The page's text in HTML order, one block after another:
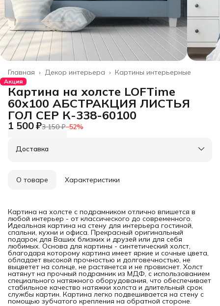
Картины интерьерные
Декор интерьера ›
Главная ›
Акция
Картина на холсте LOFTime
60х100 АБСТРАКЦИЯ ЛИСТЬЯ
ГОЛ СЕР К-338-60100
1 500 ₽3 150 ₽−52%
Доставка
О товаре Характеристики
Картина на холсте с подрамником отлично впишется в
любой интерьер - от классического до современного.
Идеальная картина на стену для интерьера гостиной,
спальни, кухни и офиса. Прекрасный оригинальный
подарок для Ваших близких и друзей или для себя
любимых. Основа для картины - синтетический холст,
благодаря которому картина имеет яркие и сочные цвета,
обладает высокой прочностью и долговечностью, не
выцветет на солнце, не растянется и не провиснет. Холст
натянут на прочный подрамник из МДФ, с использованием
специального натяжного оборудования, что обеспечивает
стабильное качество натяжки холста и длительный срок
службы картин. Картина легко подвешивается на стену с
помощью зубчатого крепления на обратной стороне.